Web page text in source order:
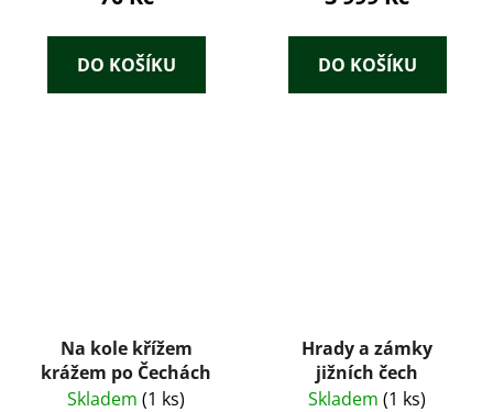
DO KOŠÍKU DO KOŠÍKU
Na kole křížem
krážem po Čechách
Skladem (1 ks)
Hrady a zámky
jižních čech
Skladem (1 ks)